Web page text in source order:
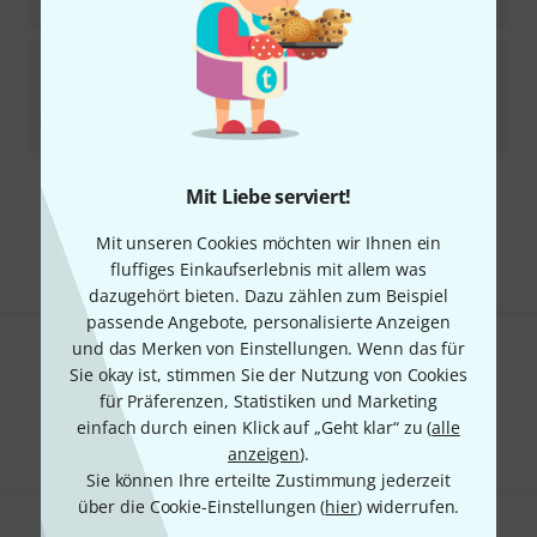
Mit Liebe serviert!
Mit unseren Cookies möchten wir Ihnen ein
fluffiges Einkaufserlebnis mit allem was
dazugehört bieten. Dazu zählen zum Beispiel
passende Angebote, personalisierte Anzeigen
und das Merken von Einstellungen. Wenn das für
Sie okay ist, stimmen Sie der Nutzung von Cookies
für Präferenzen, Statistiken und Marketing
einfach durch einen Klick auf „Geht klar“ zu (alle
anzeigen).
Sie können Ihre erteilte Zustimmung jederzeit
über die Cookie-Einstellungen (hier) widerrufen.
PlaywoodXylophone Mallet XB-6B
Sofort lieferbar
Kostenloser Versand ab 29 €
Gefällt Ihnen, was Sie sehen?
Teilen Hilfe & Feedback